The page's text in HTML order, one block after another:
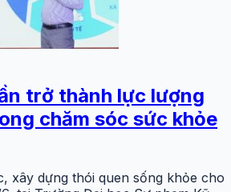
trở thành lực lượng
chăm sóc sức khỏe
xây dựng thói quen sống khỏe cho